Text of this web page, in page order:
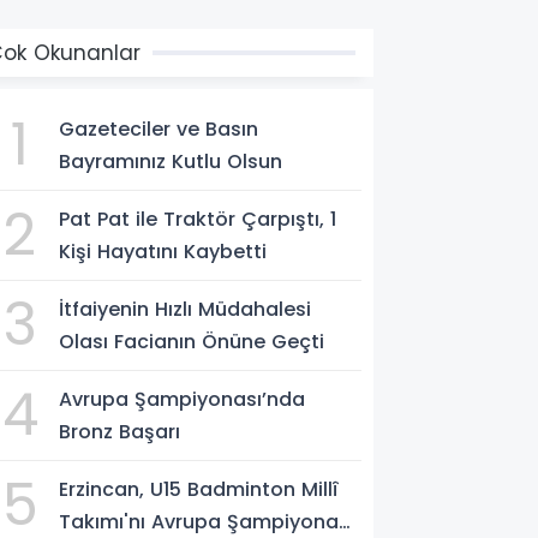
Okunanlar
1
Gazeteciler ve Basın
Bayramınız Kutlu Olsun
2
Pat Pat ile Traktör Çarpıştı, 1
Kişi Hayatını Kaybetti
3
İtfaiyenin Hızlı Müdahalesi
Olası Facianın Önüne Geçti
4
Avrupa Şampiyonası’nda
Bronz Başarı
5
Erzincan, U15 Badminton Millî
Takımı'nı Avrupa Şampiyonası